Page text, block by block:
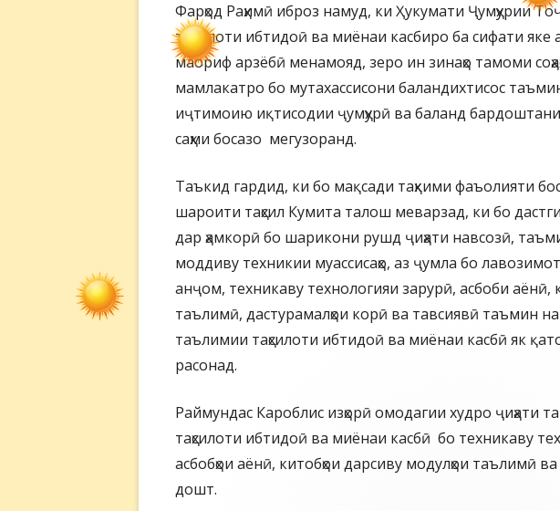
Фарҳод Раҳимӣ иброз намуд, ки Ҳукумати Ҷумҳурии
таҳсилоти ибтидоӣ ва миёнаи касбиро ба сифати яке
маориф арзёбӣ менамояд, зеро ин зинаҳо тамоми
мамлакатро бо мутахассисони баландихтисос
иҷтимоию иқтисодии ҷумҳурӣ ва баланд бардоштани
саҳми босазо мегузоранд.
Таъкид гардид, ки бо мақсади таҳкими фаъолияти
шароити таҳсил Кумита талош меварзад, ки бо
дар ҳамкорӣ бо шарикони рушд ҷиҳати навсозӣ,
моддиву техникии муассисаҳо, аз ҷумла бо
анҷом, техникаву технологияи зарурӣ, асбоби аёнӣ,
таълимӣ, дастурамалҳои корӣ ва тавсиявӣ таъмин
таълимии таҳсилоти ибтидоӣ ва миёнаи касбӣ як
расонад.
Раймундас Кароблис изҳорӣ омодагии худро ҷиҳати
таҳсилоти ибтидоӣ ва миёнаи касбӣ бо техникаву
асбобҳои аёнӣ, китобҳои дарсиву модулҳои таълимӣ
дошт.